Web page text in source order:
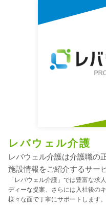
レバウェル介護
レバウェル介護は介護職の
施設情報をご紹介するサー
「レバウェル介護」では豊富な求
ディーな提案、さらには入社後の
様々な面で丁寧にサポートします。